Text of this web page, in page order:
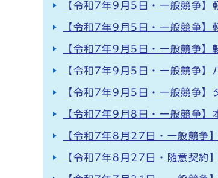
【令和7年9月5日・一般競争
【令和7年9月5日・一般競争
【令和7年9月5日・一般競争
【令和7年9月5日・一般競争
【令和7年9月5日・一般競争】
【令和7年9月8日・一般競争】
【令和7年8月27日・一般競争
【令和7年8月27日・随意契約